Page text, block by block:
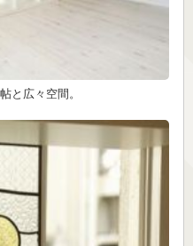
と広々空間。